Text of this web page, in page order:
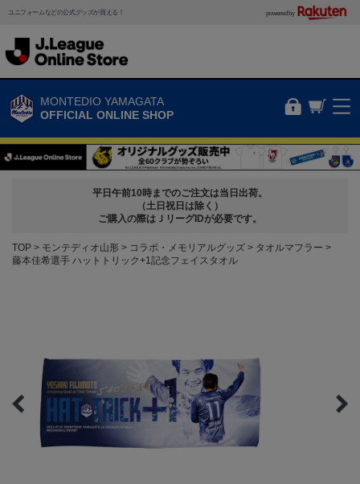
ユニフォームなどの公式グッズが買える！ powered by
MONTEDIO YAMAGATA
OFFICIAL ONLINE SHOP
平日午前10時までのご注文は当日出荷。
（土日祝日は除く）
ご購入の際はＪリーグIDが必要です。
TOP モンテディオ山形 コラボ・メモリアルグッズ
タオルマフラー
藤本佳希選手 ハットトリック+1記念フェイスタオル